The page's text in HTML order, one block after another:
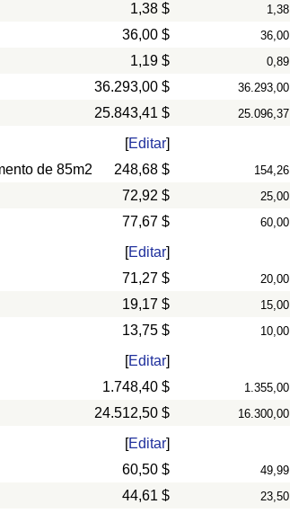
1,38 $ 1,38
36,00 $ 36,00
1,19 $ 0,89
36.293,00 $ 36.293,00
25.843,41 $ 25.096,37
[Editar]
de 85m2
248,68 $ 154,26
72,92 $ 25,00
77,67 $ 60,00
[Editar]
71,27 $ 20,00
19,17 $ 15,00
13,75 $ 10,00
[Editar]
1.748,40 $ 1.355,00
24.512,50 $ 16.300,00
[Editar]
60,50 $ 49,99
44,61 $ 23,50